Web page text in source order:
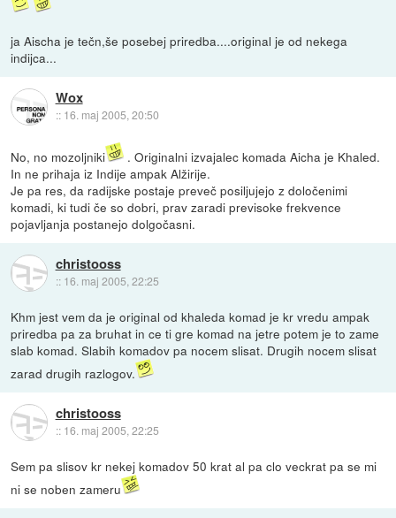
ja Aischa je tečn,še posebej priredba....original je od nekega
indijca...
Wox
:: 16. maj 2005, 20:50
No, no mozoljniki
. Originalni izvajalec komada Aicha je Khaled.
In ne prihaja iz Indije ampak Alžirije.
Je pa res, da radijske postaje preveč posiljujejo z določenimi
komadi, ki tudi če so dobri, prav zaradi previsoke frekvence
pojavljanja postanejo dolgočasni.
christooss
:: 16. maj 2005, 22:25
Khm jest vem da je original od khaleda komad je kr vredu ampak
priredba pa za bruhat in ce ti gre komad na jetre potem je to zame
slab komad. Slabih komadov pa nocem slisat. Drugih nocem slisat
zarad drugih razlogov.
christooss
:: 16. maj 2005, 22:25
Sem pa slisov kr nekej komadov 50 krat al pa clo veckrat pa se mi
ni se noben zameru